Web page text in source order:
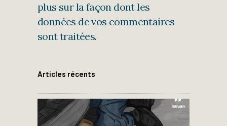
plus sur la façon dont les
données de vos commentaires
sont traitées.
Articles récents